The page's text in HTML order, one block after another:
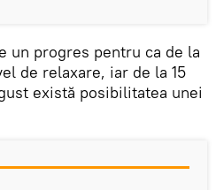
un progres pentru ca de la
de relaxare, iar de la 15
există posibilitatea unei